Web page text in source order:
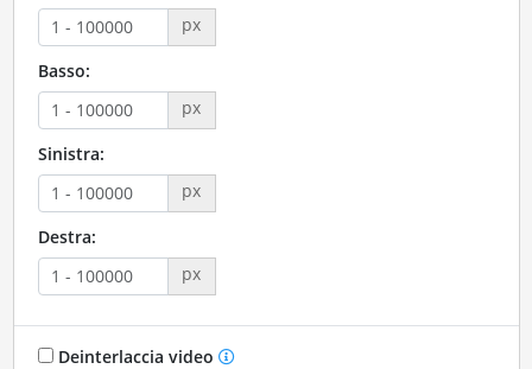
px
Basso:
px
Sinistra:
px
Destra:
px
Deinterlaccia video